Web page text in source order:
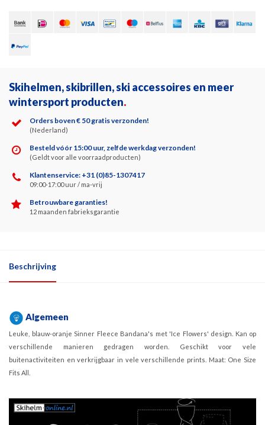
Skihelmen, skibrillen, ski accessoires en meer
wintersport producten.
Orders boven € 50 gratis verzonden!
(Nederland)
Besteld vóór 15:00 uur, zelfde werkdag verzonden!
(Geldt voor alle voorraadproducten)
Klantenservice: +31 (0)85-1307417
09:00-17:00 uur / ma-vrij
Betrouwbare garanties!
12 maanden fabrieksgarantie
Beschrijving
Algemeen
Leuke, blauw-oranje Sinner Fleece Bandana's met 'Ice Flowers' design. Kan op
verschillende manieren gedragen worden. Geschikt voor vele
buitenactiviteiten en verkrijgbaar in vele verschillende prints. Maat: One Size
Fits All.